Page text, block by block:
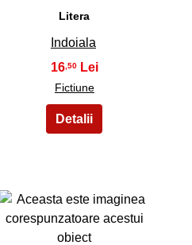
Litera
Indoiala
16,50
Fictiune